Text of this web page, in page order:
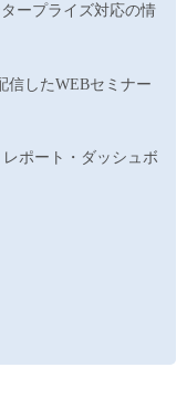
ープライズ対応の情
信したWEBセミナー
レポート・ダッシュボ